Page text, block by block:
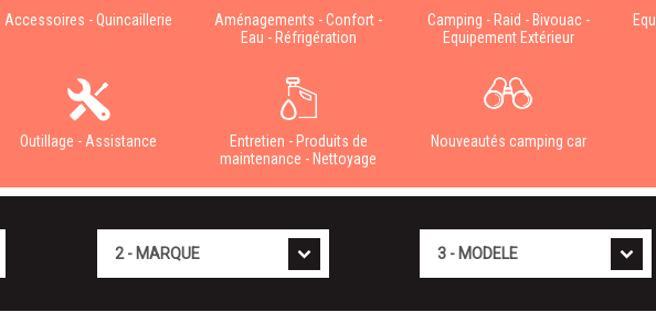
Accessoires - Quincaillerie
Aménagements - Confort -
Eau - Réfrigération
Camping - Raid - Bivouac -
Equipement Extérieur
Outillage - Assistance
Entretien - Produits de
maintenance - Nettoyage
Nouveautés camping car